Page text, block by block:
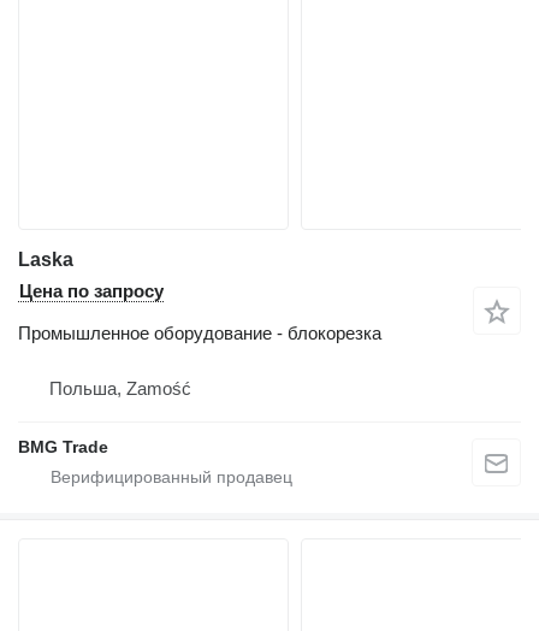
Laska
Цена по запросу
Промышленное оборудование - блокорезка
Польша, Zamość
BMG Trade